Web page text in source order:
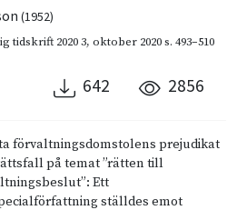
(1952)
tidskrift 2020 3, oktober 2020s. 493–510
642 2856
förvaltningsdomstolens prejudikat
på temat ”rätten till
Ett
ställdes emot